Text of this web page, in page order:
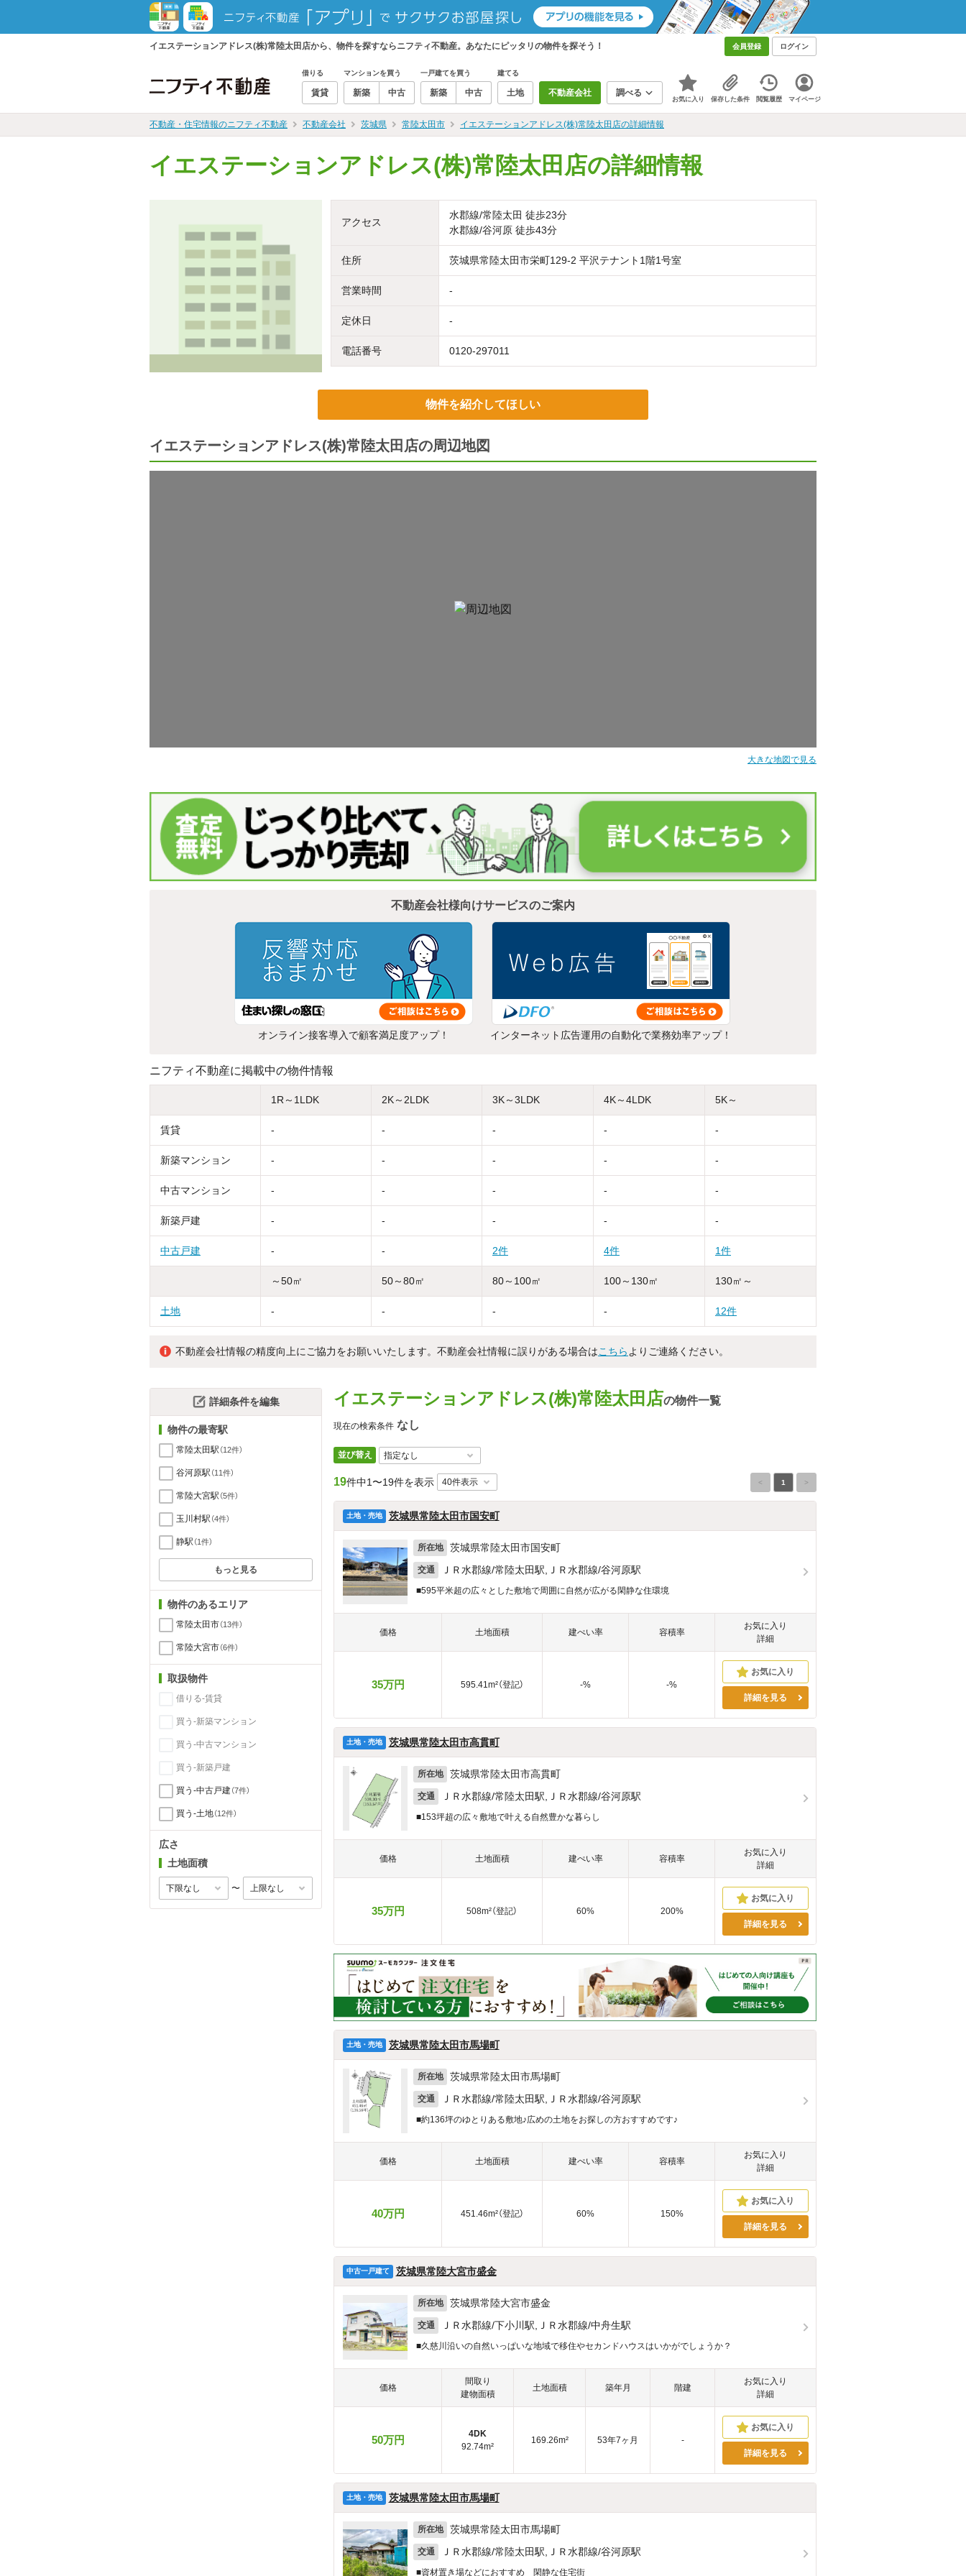
イエステーションアドレス(株)常陸太田店から、物件を探すならニフティ不動産。あなたにピッタリの物件を探そう！ 会員登録 ログイン
借りる
賃貸
マンションを買う
新築 中古
一戸建てを買う
新築 中古
建てる
土地 不動産会社 調べる
お気に入り 保存した条件 閲覧履歴 マイページ
不動産・住宅情報のニフティ不動産 不動産会社 茨城県 常陸太田市 イエステーションアドレス(株)常陸太田店の詳細情報
イエステーションアドレス(株)常陸太田店の詳細情報
アクセス
水郡線/常陸太田 徒歩23分
水郡線/谷河原 徒歩43分
住所 茨城県常陸太田市栄町129-2 平沢テナント1階1号室
営業時間 -
定休日 -
電話番号 0120-297011
物件を紹介してほしい
イエステーションアドレス(株)常陸太田店の周辺地図
大きな地図で見る
不動産会社様向けサービスのご案内
オンライン接客導入で顧客満足度アップ！ インターネット広告運用の自動化で業務効率アップ！
ニフティ不動産に掲載中の物件情報
1R～1LDK 2K～2LDK 3K～3LDK 4K～4LDK 5K～
賃貸 - - - - -
新築マンション - - - - -
中古マンション - - - - -
新築戸建 - - - - -
中古戸建 - - 2件 4件 1件
～50㎡ 50～80㎡ 80～100㎡ 100～130㎡ 130㎡～
土地 - - - - 12件
不動産会社情報の精度向上にご協力をお願いいたします。不動産会社情報に誤りがある場合はこちら よりご連絡ください。
イエステーションアドレス(株)常陸太田店の物件一覧
現在の検索条件 なし
並び替え
19件中1〜19件を表示 < 1 >
土地・売地 茨城県常陸太田市国安町
所在地 茨城県常陸太田市国安町
交通 ＪＲ水郡線/常陸太田駅,ＪＲ水郡線/谷河原駅
■595平米超の広々とした敷地で周囲に自然が広がる閑静な住環境
価格 土地面積 建ぺい率 容積率
お気に入り
詳細
35万円 595.41m²（登記） -%
-%
詳細を見る
土地・売地 茨城県常陸太田市高貫町
所在地 茨城県常陸太田市高貫町
交通 ＪＲ水郡線/常陸太田駅,ＪＲ水郡線/谷河原駅
■153坪超の広々敷地で叶える自然豊かな暮らし
価格 土地面積 建ぺい率 容積率
お気に入り
詳細
35万円 508m²（登記） 60%
200%
詳細を見る
土地・売地 茨城県常陸太田市馬場町
所在地 茨城県常陸太田市馬場町
交通 ＪＲ水郡線/常陸太田駅,ＪＲ水郡線/谷河原駅
■約136坪のゆとりある敷地♪広めの土地をお探しの方おすすめです♪
価格 土地面積 建ぺい率 容積率
お気に入り
詳細
40万円 451.46m²（登記） 60%
150%
詳細を見る
中古一戸建て 茨城県常陸大宮市盛金
所在地 茨城県常陸大宮市盛金
交通 ＪＲ水郡線/下小川駅,ＪＲ水郡線/中舟生駅
■久慈川沿いの自然いっぱいな地域で移住やセカンドハウスはいかがでしょうか？
価格
間取り
建物面積
土地面積 築年月 階建
お気に入り
詳細
50万円
4DK
92.74m²
169.26m² 53年7ヶ月
-
詳細を見る
土地・売地 茨城県常陸太田市馬場町
所在地 茨城県常陸太田市馬場町
交通 ＪＲ水郡線/常陸太田駅,ＪＲ水郡線/谷河原駅
■資材置き場などにおすすめ 閑静な住宅街
詳細条件を編集
物件の最寄駅
常陸太田駅 （12件）
谷河原駅 （11件）
常陸大宮駅 （5件）
玉川村駅 （4件）
静駅 （1件）
もっと見る
物件のあるエリア
常陸太田市（13件）
常陸大宮市（6件）
取扱物件
借りる-賃貸
買う-新築マンション
買う-中古マンション
買う-新築戸建
買う-中古戸建（7件）
買う-土地（12件）
広さ
土地面積
〜